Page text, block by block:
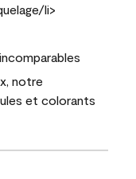
li>
notre
et colorants